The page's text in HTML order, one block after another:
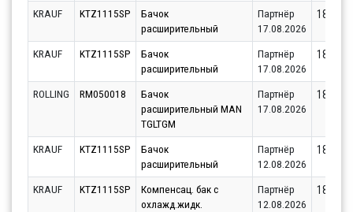
KRAUF KTZ1115SP
Бачок
расширительный
Партнёр
17.08.2026
KRAUF KTZ1115SP
Бачок
расширительный
Партнёр
17.08.2026
ROLLING RM050018
Бачок
расширительный MAN
TGLTGM
Партнёр
17.08.2026
KRAUF KTZ1115SP
Бачок
расширительный
Партнёр
12.08.2026
KRAUF KTZ1115SP
Компенсац. бак с
охлажд.жидк.
Партнёр
12.08.2026